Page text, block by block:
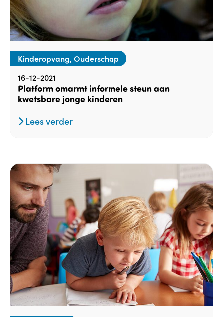
Kinderopvang, Ouderschap
16-12-2021
Platform omarmt informele steun aan
kwetsbare jonge kinderen
Lees verder